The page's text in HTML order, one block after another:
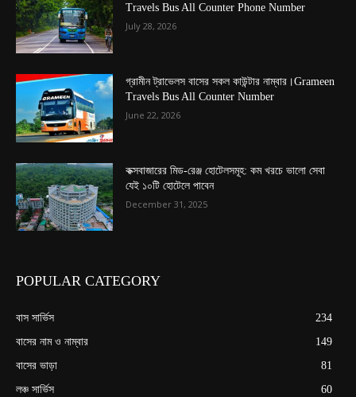
Travels Bus All Counter Phone Number
July 28, 2026
গ্রামীন ট্রাভেলস বাসের সকল কাউন্টার নাম্বার।Grameen
Travels Bus All Counter Number
June 22, 2026
কক্সবাজারের মিড-রেঞ্জ হোটেলসমূহ: কম খরচে ভালো সেবা
যেই ১০টি হোটেলে পাবেন
December 31, 2025
POPULAR CATEGORY
বাস সার্ভিস
234
বাসের নাম ও নাম্বার
149
বাসের ভাড়া
81
লঞ্চ সার্ভিস
60